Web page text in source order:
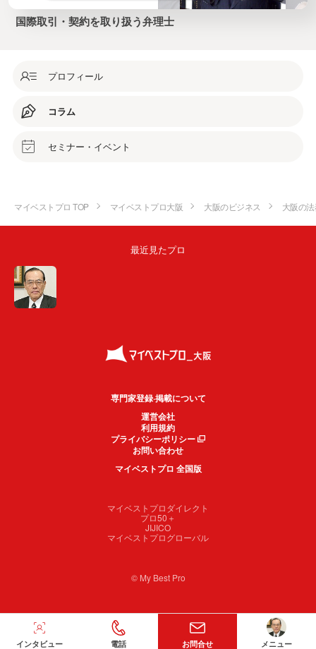
国際取引・契約を取り扱う弁理士
プロフィール
コラム
セミナー・イベント
マイベストプロ TOP マイベストプロ大阪 大阪のビジネス 大阪の
最近見たプロ
専門家登録·掲載について
運営会社
利用規約
プライバシーポリシー
お問い合わせ
マイベストプロ 全国版
マイベストプロダイレクト
プロ50＋
JIJICO
マイベストプログローバル
© My Best Pro
インタビュー 電話 お問合せ メニュー